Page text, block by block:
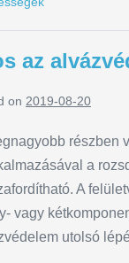
az
on 2019-08-20
részben
a
A
vagy
utolsó